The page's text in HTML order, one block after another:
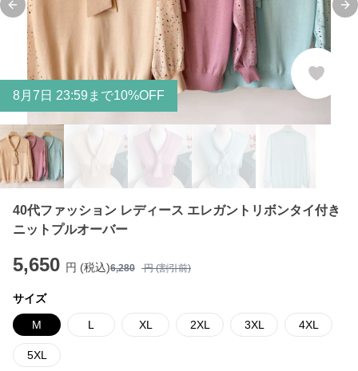
Previous slide
8月 7 日 23:59まで10%OFF
40代ファッション レディース エレガントリボンタイ付き
ニットプルオーバー
5,650 円 (税込)6,280 円 (割引前)
サイズ
M L XL 2XL 3XL 4XL
5XL